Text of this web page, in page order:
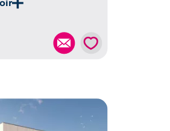
et de ses commodités.
💗